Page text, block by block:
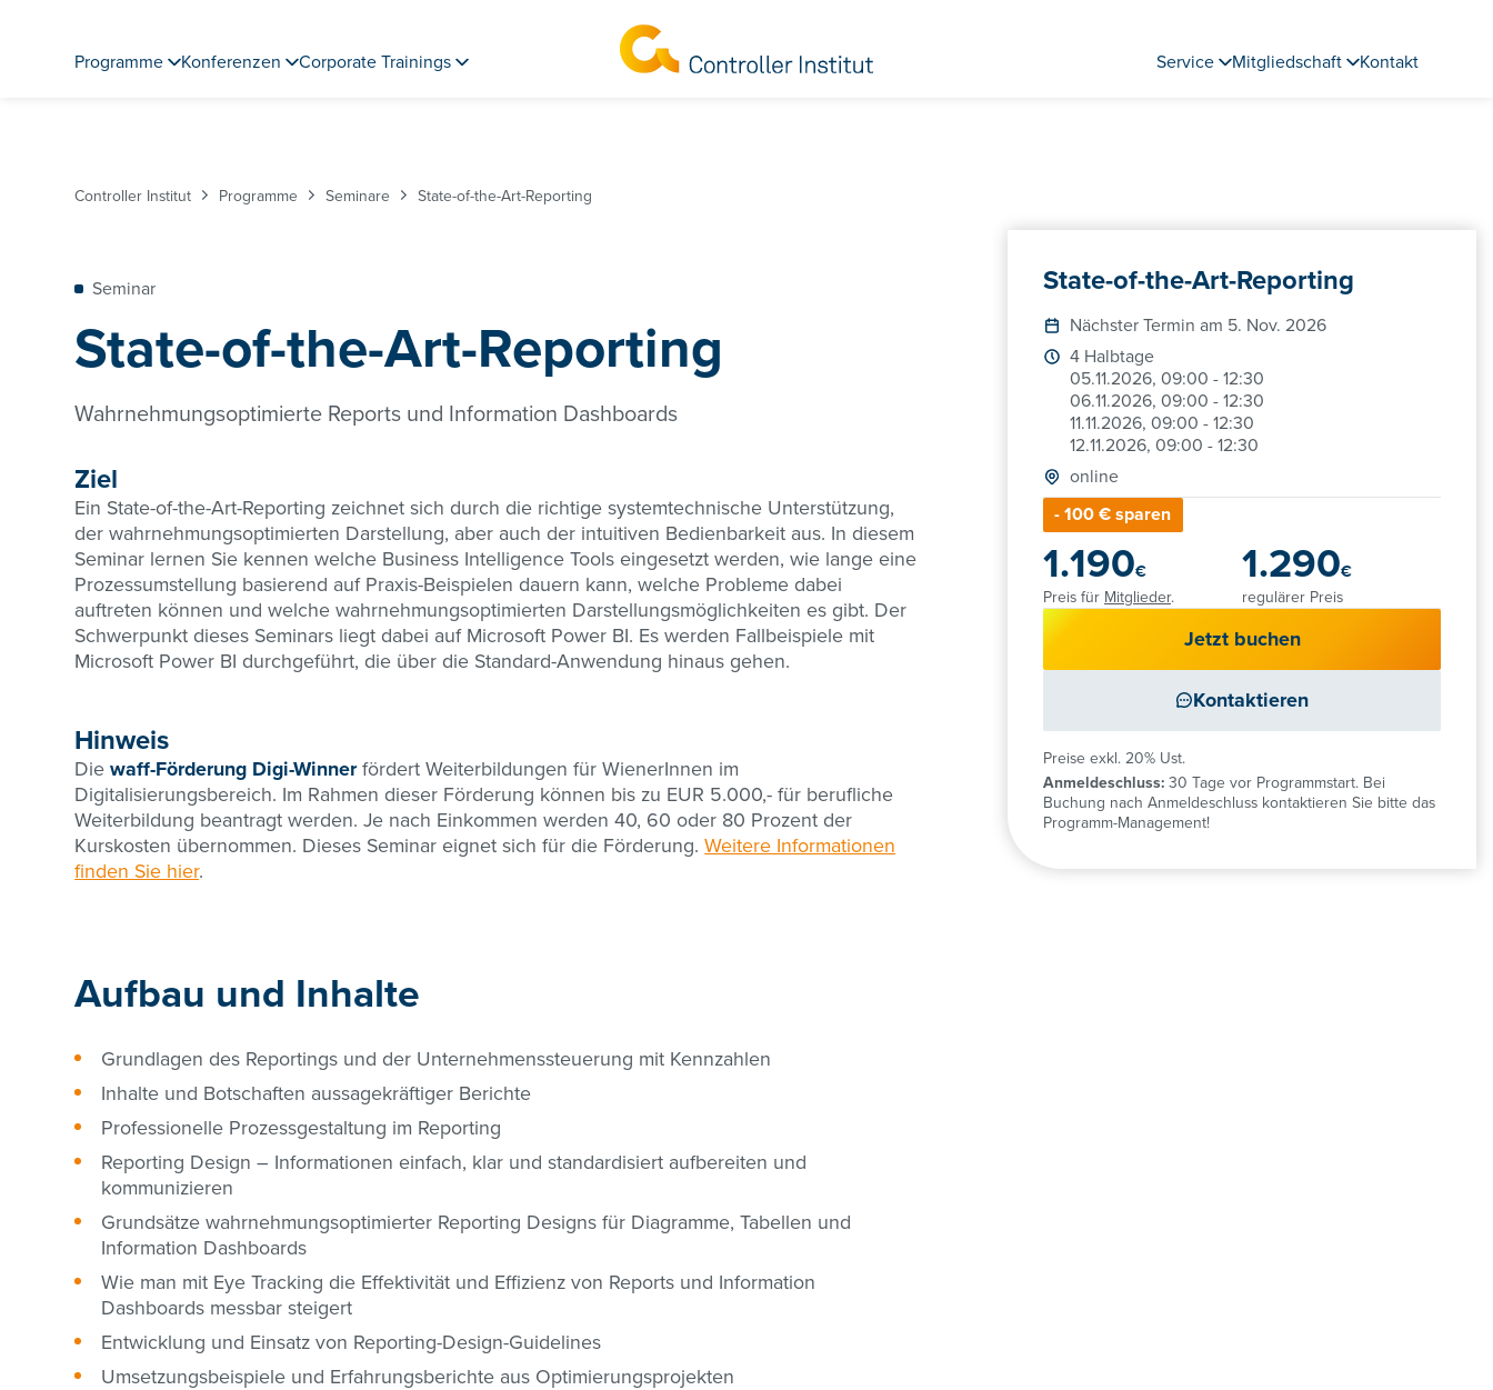
Programme Konferenzen Corporate Trainings Service Mitgliedschaft Kontakt
Controller Institut Programme Seminare State-of-the-Art-Reporting
Seminar
State-of-the-Art-Reporting
Wahrnehmungsoptimierte Reports und Information Dashboards
Ziel
Ein State-of-the-Art-Reporting zeichnet sich durch die richtige systemtechnische Unterstützung,
der wahrnehmungsoptimierten Darstellung, aber auch der intuitiven Bedienbarkeit aus. In diesem
Seminar lernen Sie kennen welche Business Intelligence Tools eingesetzt werden, wie lange eine
Prozessumstellung basierend auf Praxis-Beispielen dauern kann, welche Probleme dabei
auftreten können und welche wahrnehmungsoptimierten Darstellungsmöglichkeiten es gibt. Der
Schwerpunkt dieses Seminars liegt dabei auf Microsoft Power BI. Es werden Fallbeispiele mit
Microsoft Power BI durchgeführt, die über die Standard-Anwendung hinaus gehen.
Hinweis
Diewaff-Förderung Digi-Winnerfördert Weiterbildungen für WienerInnen im
Digitalisierungsbereich. Im Rahmen dieser Förderung können bis zu EUR 5.000,- für berufliche
Weiterbildung beantragt werden. Je nach Einkommen werden 40, 60 oder 80 Prozent der
Kurskosten übernommen. Dieses Seminar eignet sich für die Förderung.Weitere Informationen
finden Sie hier.
Aufbau und Inhalte
Grundlagen des Reportings und der Unternehmenssteuerung mit Kennzahlen
Inhalte und Botschaften aussagekräftiger Berichte
Professionelle Prozessgestaltung im Reporting
Reporting Design – Informationen einfach, klar und standardisiert aufbereiten und
kommunizieren
Grundsätze wahrnehmungsoptimierter Reporting Designs für Diagramme, Tabellen und
Information Dashboards
Wie man mit Eye Tracking die Effektivität und Effizienz von Reports und Information
Dashboards messbar steigert
Entwicklung und Einsatz von Reporting-Design-Guidelines
Umsetzungsbeispiele und Erfahrungsberichte aus Optimierungsprojekten
State-of-the-Art-Reporting
Nächster Termin am 5. Nov. 2026
4 Halbtage
05.11.2026, 09:00 - 12:30
06.11.2026, 09:00 - 12:30
11.11.2026, 09:00 - 12:30
12.11.2026, 09:00 - 12:30
online
- 100 € sparen
1.190€
Preis für Mitglieder.
1.290€
regulärer Preis
Jetzt buchen
Kontaktieren
Preise exkl. 20% Ust.
Anmeldeschluss: 30 Tage vor Programmstart. Bei
Buchung nach Anmeldeschluss kontaktieren Sie bitte das
Programm-Management!